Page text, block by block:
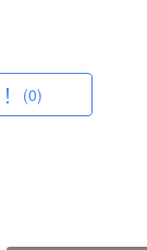
(0)